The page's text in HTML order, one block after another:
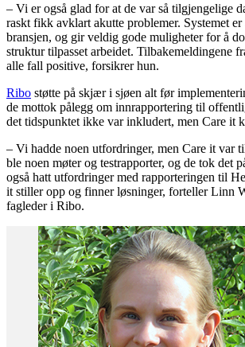
– Vi er også glad for at de var så tilgjengelige
raskt fikk avklart akutte problemer. Systemet
bransjen, og gir veldig gode muligheter for å
struktur tilpasset arbeidet. Tilbakemeldingene
alle fall positive, forsikrer hun.
Ribo støtte på skjær i sjøen alt før
de mottok pålegg om innrapportering til
det tidspunktet ikke var inkludert, men Care it
– Vi hadde noen utfordringer, men Care it var
ble noen møter og testrapporter, og de tok det
også hatt utfordringer med rapporteringen til
it stiller opp og finner løsninger, forteller Linn
fagleder i Ribo.